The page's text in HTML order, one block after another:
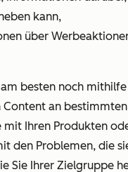
kann,
über
besten noch
Content an bestimmten
mit Ihren Produkten
den Problemen, die
Sie Ihrer Zielgruppe